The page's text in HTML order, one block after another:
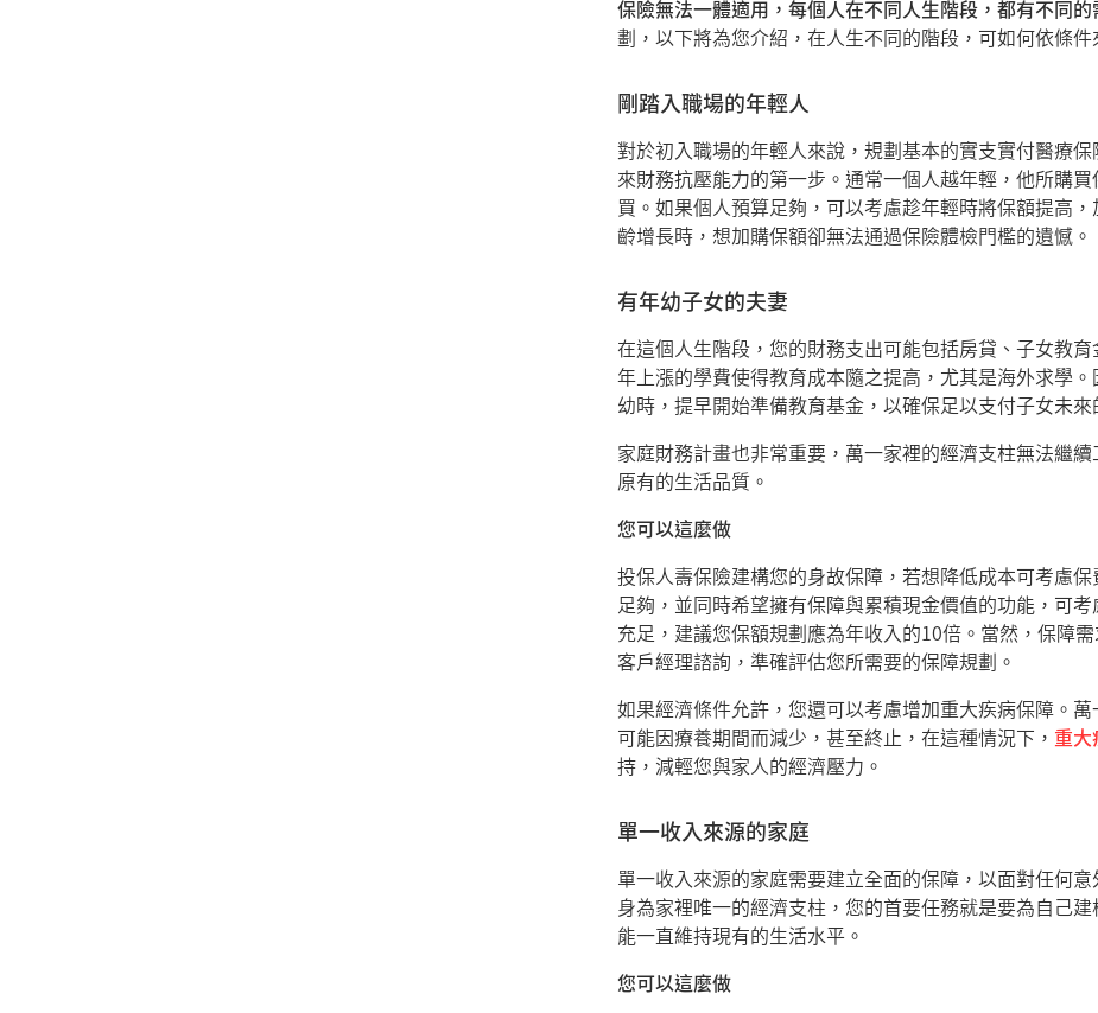
保險無法一體適用，每個人在不同人生階段，都有不同的
劃，以下將為您介紹，在人生不同的階段，可如何依條
剛踏入職場的年輕人
對於初入職場的年輕人來說，規劃基本的實支實付醫療
來財務抗壓能力的第一步。通常一個人越年輕，他所購
買。如果個人預算足夠，可以考慮趁年輕時將保額提高
齡增長時，想加購保額卻無法通過保險體檢門檻的遺憾。
有年幼子女的夫妻
在這個人生階段，您的財務支出可能包括房貸、子女教
年上漲的學費使得教育成本隨之提高，尤其是海外求學
幼時，提早開始準備教育基金，以確保足以支付子女未來
家庭財務計畫也非常重要，萬一家裡的經濟支柱無法繼
原有的生活品質。
您可以這麼做
投保人壽保險建構您的身故保障，若想降低成本可考慮
足夠，並同時希望擁有保障與累積現金價值的功能，可
充足，建議您保額規劃應為年收入的10倍。當然，保障
客戶經理諮詢，準確評估您所需要的保障規劃。
如果經濟條件允許，您還可以考慮增加重大疾病保障。
可能因療養期間而減少，甚至終止，在這種情況下， 重
持，減輕您與家人的經濟壓力。
單一收入來源的家庭
單一收入來源的家庭需要建立全面的保障，以面對任何
身為家裡唯一的經濟支柱，您的首要任務就是要為自己
能一直維持現有的生活水平。
您可以這麼做